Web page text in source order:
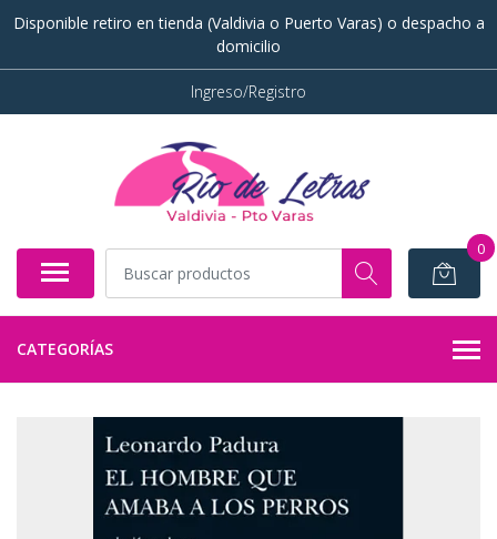
Disponible retiro en tienda (Valdivia o Puerto Varas) o despacho a
domicilio
Ingreso/Registro
0
CATEGORÍAS